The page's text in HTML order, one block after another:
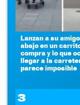
Lanzan a su
abajo en un
compra y lo que
llegar a la
parece imposible
3